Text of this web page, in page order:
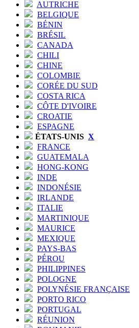
AUTRICHE
BELGIQUE
BÉNIN
BRÉSIL
CANADA
CHILI
CHINE
COLOMBIE
CORÉE DU SUD
COSTA RICA
CÔTE D'IVOIRE
CROATIE
ESPAGNE
ÉTATS-UNIS X
FRANCE
GUATEMALA
HONG-KONG
INDE
INDONÉSIE
IRLANDE
ITALIE
MARTINIQUE
MAURICE
MEXIQUE
PAYS-BAS
PÉROU
PHILIPPINES
POLOGNE
POLYNÉSIE FRANÇAISE
PORTO RICO
PORTUGAL
RÉUNION